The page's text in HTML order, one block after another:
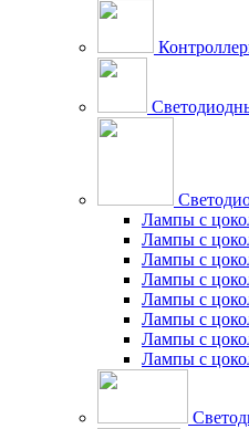
Лампы с
Лампы с
Лампы с
Лампы с
Лампы с
Лампы с
Лампы с
Лампы с